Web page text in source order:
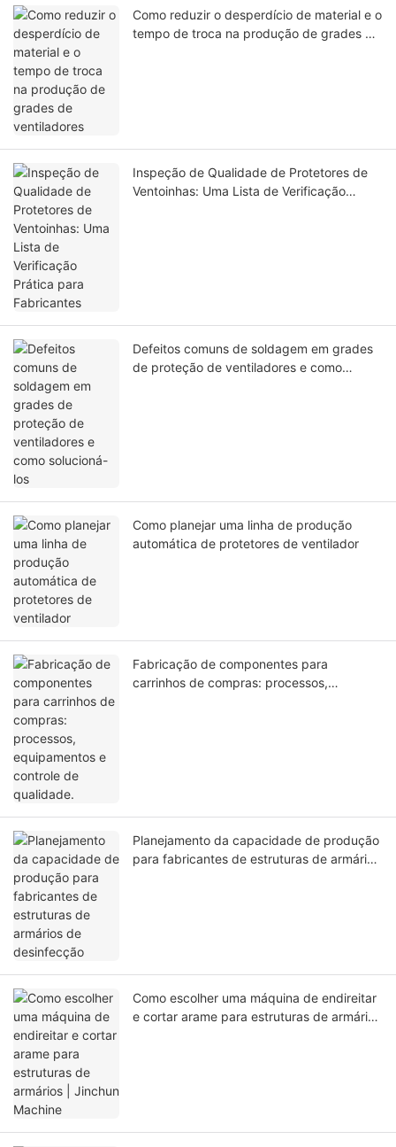
Como reduzir o desperdício de material e o
tempo de troca na produção de grades de
Inspeção de Qualidade de Protetores de
Ventoinhas: Uma Lista de Verificação
Defeitos comuns de soldagem em grades
de proteção de ventiladores e como
Como planejar uma linha de produção
automática de protetores de ventilador
Fabricação de componentes para
carrinhos de compras: processos,
Planejamento da capacidade de produção
para fabricantes de estruturas de armários
Como escolher uma máquina de endireitar
e cortar arame para estruturas de armários